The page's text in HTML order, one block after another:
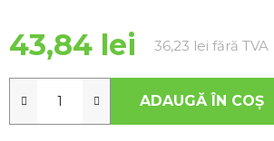
43,84 lei 36,23 lei fără TVA
ADAUGĂ ÎN COŞ